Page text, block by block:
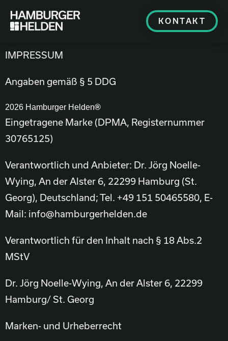
KONTAKT
IMPRESSUM
Angaben gemäß § 5 DDG
2026 Hamburger Helden®
Eingetragene Marke (DPMA, Registernummer
30765125)
Verantwortlich und Anbieter: Dr. Jörg Noelle-
Wying, An der Alster 6, 22299 Hamburg (St.
Georg), Deutschland;Tel. +49 151 50465580, E-
Mail: info@hamburgerhelden.de
Verantwortlich für den Inhalt nach § 18 Abs.2
MStV
Dr. Jörg Noelle-Wying, An der Alster 6, 22299
Hamburg/ St. Georg
Marken- und Urheberrecht